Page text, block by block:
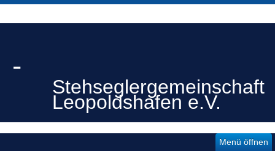
-
Stehseglergemeinschaft
Leopoldshafen e.V.
Menü öffnen